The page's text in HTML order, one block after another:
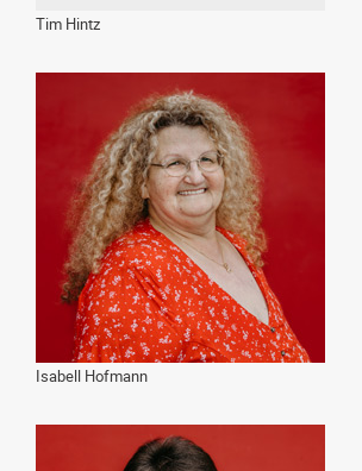
Tim Hintz
Isabell Hofmann